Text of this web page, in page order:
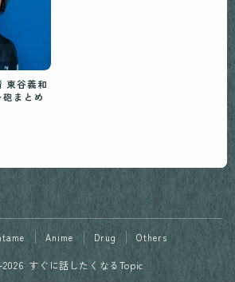
東谷義和
まとめ
Anime Drug Others
すぐに話したくなるTopic